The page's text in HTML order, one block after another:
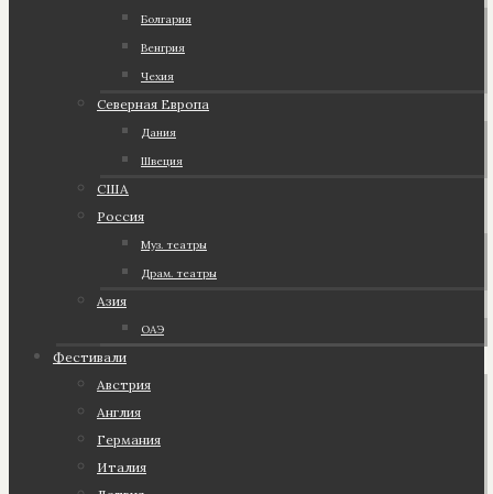
Болгария
Венгрия
Чехия
Северная Европа
Дания
Швеция
США
Россия
Муз. театры
Драм. театры
Азия
ОАЭ
Фестивали
Австрия
Англия
Германия
Италия